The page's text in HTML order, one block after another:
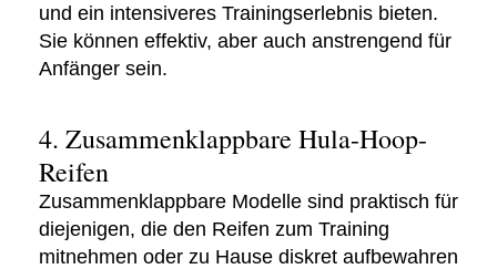
und ein intensiveres Trainingserlebnis bieten.
Sie können effektiv, aber auch anstrengend für
Anfänger sein.
4. Zusammenklappbare Hula-Hoop-
Reifen
Zusammenklappbare Modelle sind praktisch für
diejenigen, die den Reifen zum Training
mitnehmen oder zu Hause diskret aufbewahren